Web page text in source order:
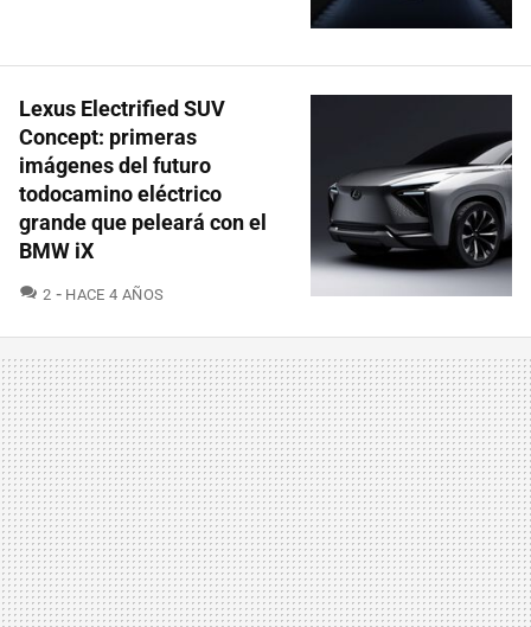
Lexus Electrified SUV
Concept: primeras
imágenes del futuro
todocamino eléctrico
grande que peleará con el
BMW iX
2 COMENTARIOS
HACE 4 AÑOS